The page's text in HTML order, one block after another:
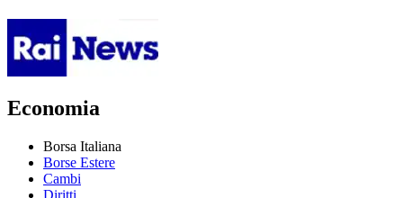
Economia
Borsa Italiana
Borse Estere
Cambi
Diritti